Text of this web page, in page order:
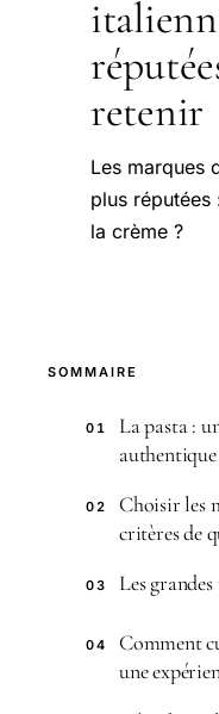
retenir
Les marques
plus réputées
la crème ?
SOMMAIRE
01
La pasta :
authentique
02
Choisir les
critères de
03 Les
04
Comment
une